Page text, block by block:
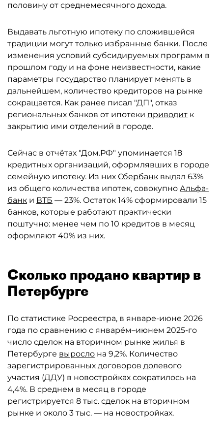
половину от среднемесячного дохода.
Выдавать льготную ипотеку по сложившейся
традиции могут только избранные банки. После
изменения условий субсидируемых программ в
прошлом году и на фоне неизвестности, какие
параметры государство планирует менять в
дальнейшем, количество кредиторов на рынке
сокращается. Как ранее писал "ДП", отказ
региональных банков от ипотеки приводит к
закрытию ими отделений в городе.
Сейчас в отчётах "Дом.РФ" упоминается 18
кредитных организаций, оформлявших в городе
семейную ипотеку. Из них Сбербанк выдал 63%
из общего количества ипотек, совокупно Альфа-
банк и ВТБ — 23%. Остаток 14% сформировали 15
банков, которые работают практически
поштучно: менее чем по 10 кредитов в месяц
оформляют 40% из них.
Сколько продано квартир в
Петербурге
По статистике Росреестра, в январе-июне 2026
года по сравнению с январём–июнем 2025-го
число сделок на вторичном рынке жилья в
Петербурге выросло на 9,2%. Количество
зарегистрированных договоров долевого
участия (ДДУ) в новостройках сократилось на
4,4%. В среднем в месяц в городе
регистрируется 8 тыс. сделок на вторичном
рынке и около 3 тыс. — на новостройках.